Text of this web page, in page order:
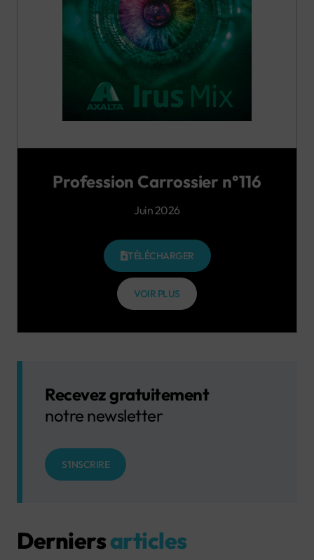
Profession Carrossier n°116
Juin 2026
TÉLÉCHARGER
VOIR PLUS
Recevez gratuitement
notre newsletter
S'INSCRIRE
Derniersarticles